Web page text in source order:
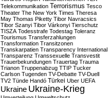
Telekommunikation Terrorismus Tesco
Theater The New York Times Theresa
May Thomas Piketty Tibor Navracsics
Tibor Szanyi Tibor Várkonyi Tierschutz
TISZA Todesstrafe Todestag Toleranz
Tourismus Transferzahlungen
Transformation Transitzonen
Transkarpatien Transparency International
Transparenz Transsexuelle Transvestit
Trauerbekundungen Trauertag Trauma
Trianon Truppenabzug TTIP Tucker
Carlson Tugenden TV-Debatte TV-Duell
TV2 Tünde Handó Türkei Uber UEFA
Ukraine Ukraine-Krieg